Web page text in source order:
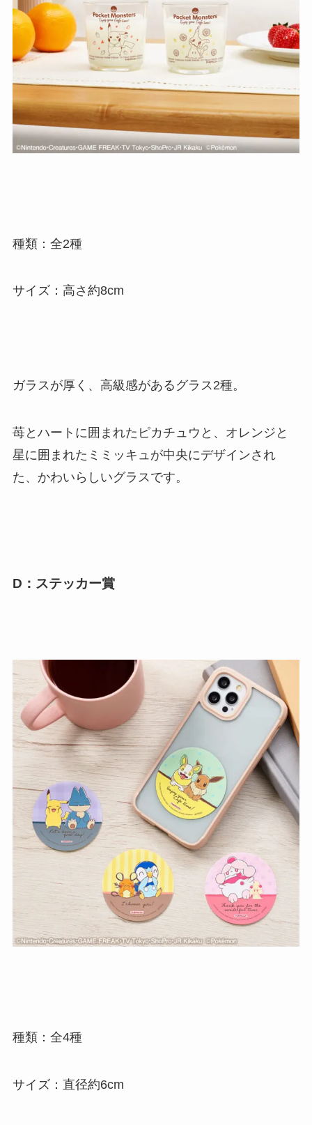
種類：全2種
サイズ：高さ約8cm
ガラスが厚く、高級感があるグラス2種。
苺とハートに囲まれたピカチュウと、オレンジと
星に囲まれたミミッキュが中央にデザインされ
た、かわいらしいグラスです。
D：ステッカー賞
種類：全4種
サイズ：直径約6cm